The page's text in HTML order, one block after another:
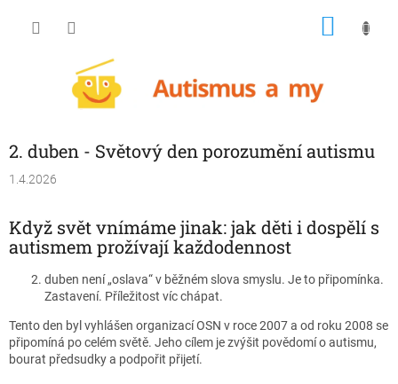
2. duben - Světový den porozumění autismu
1.4.2026
Když svět vnímáme jinak: jak děti i dospělí s
autismem prožívají každodennost
duben není „oslava“ v běžném slova smyslu. Je to připomínka.
Zastavení. Příležitost víc chápat.
Tento den byl vyhlášen organizacíOSN v roce 2007 a od roku 2008 se
připomíná po celém světě. Jeho cílem je zvýšit povědomí o autismu,
bourat předsudky a podpořit přijetí.